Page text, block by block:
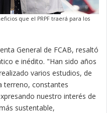
que el PRPF traerá para los
General de FCAB, resaltó
e inédito. "Han sido años
varios estudios, de
terreno, constantes
nuestro interés de
sustentable,